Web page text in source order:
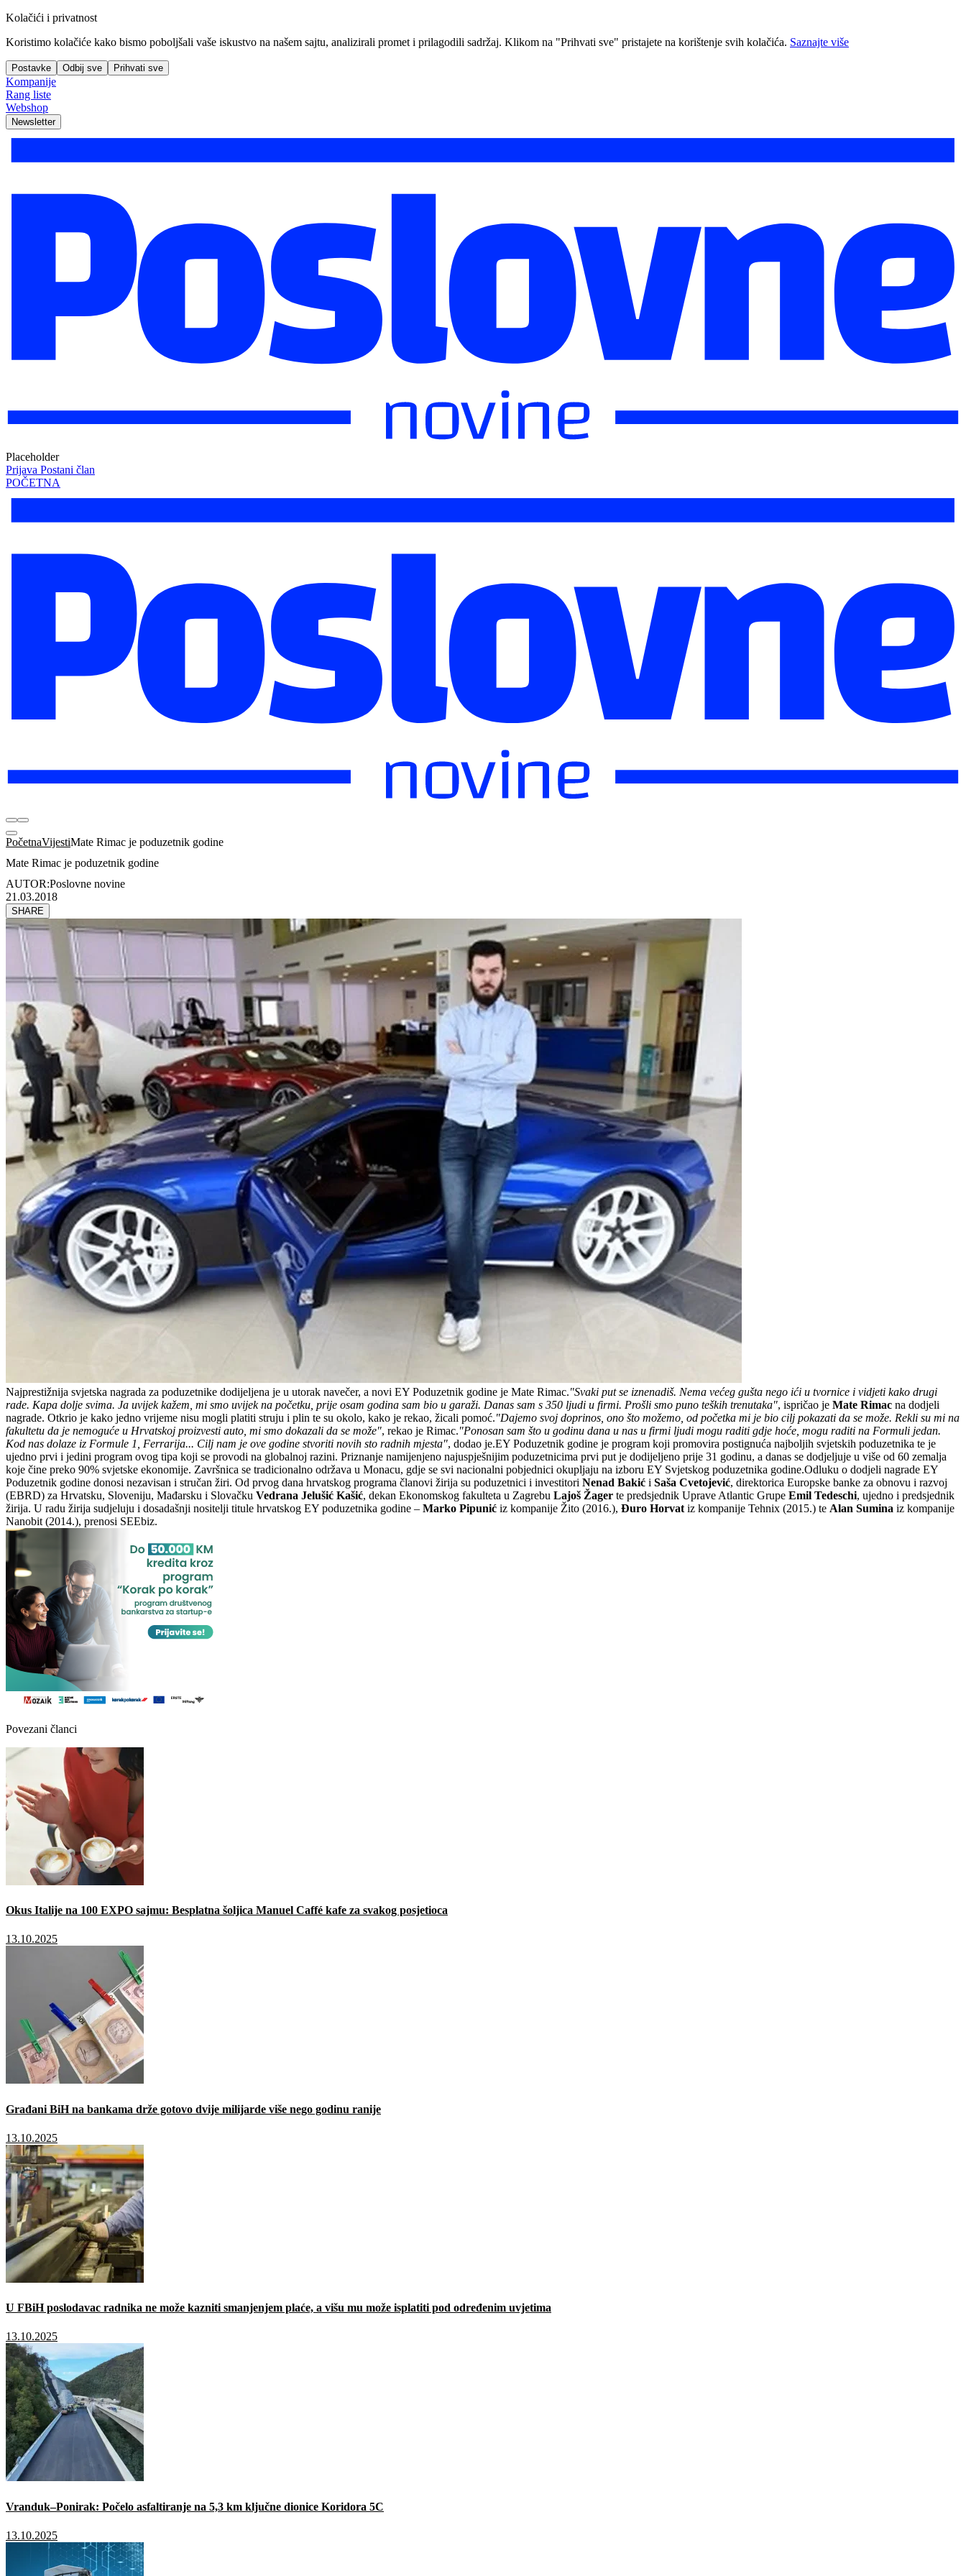
Kolačići i privatnost
Koristimo kolačiće kako bismo poboljšali vaše iskustvo na našem sajtu, analizirali promet i prilagodili sadržaj. Klikom na "Prihvati sve" pristajete na korištenje svih kolačića. Saznajte više
Postavke Odbij sve Prihvati sve
Kompanije
Rang liste
Webshop
Newsletter
Placeholder
Prijava Postani član
POČETNA
PočetnaVijestiMate Rimac je poduzetnik godine
Mate Rimac je poduzetnik godine
AUTOR:Poslovne novine
21.03.2018
SHARE
Najprestižnija svjetska nagrada za poduzetnike dodijeljena je u utorak navečer, a novi EY Poduzetnik godine je Mate Rimac."Svaki put se iznenadiš. Nema većeg gušta nego ići u tvornice i vidjeti kako drugi
rade. Kapa dolje svima. Ja uvijek kažem, mi smo uvijek na početku, prije osam godina sam bio u garaži. Danas sam s 350 ljudi u firmi. Prošli smo puno teških trenutaka", ispričao je Mate Rimac na dodjeli
nagrade. Otkrio je kako jedno vrijeme nisu mogli platiti struju i plin te su okolo, kako je rekao, žicali pomoć."Dajemo svoj doprinos, ono što možemo, od početka mi je bio cilj pokazati da se može. Rekli su mi na
fakultetu da je nemoguće u Hrvatskoj proizvesti auto, mi smo dokazali da se može", rekao je Rimac."Ponosan sam što u godinu dana u nas u firmi ljudi mogu raditi gdje hoće, mogu raditi na Formuli jedan.
Kod nas dolaze iz Formule 1, Ferrarija... Cilj nam je ove godine stvoriti novih sto radnih mjesta", dodao je.EY Poduzetnik godine je program koji promovira postignuća najboljih svjetskih poduzetnika te je
ujedno prvi i jedini program ovog tipa koji se provodi na globalnoj razini. Priznanje namijenjeno najuspješnijim poduzetnicima prvi put je dodijeljeno prije 31 godinu, a danas se dodjeljuje u više od 60 zemalja
koje čine preko 90% svjetske ekonomije. Završnica se tradicionalno održava u Monacu, gdje se svi nacionalni pobjednici okupljaju na izboru EY Svjetskog poduzetnika godine.Odluku o dodjeli nagrade EY
Poduzetnik godine donosi nezavisan i stručan žiri. Od prvog dana hrvatskog programa članovi žirija su poduzetnici i investitori Nenad Bakić i Saša Cvetojević, direktorica Europske banke za obnovu i razvoj
(EBRD) za Hrvatsku, Sloveniju, Mađarsku i Slovačku Vedrana Jelušić Kašić, dekan Ekonomskog fakulteta u Zagrebu Lajoš Žager te predsjednik Uprave Atlantic Grupe Emil Tedeschi, ujedno i predsjednik
žirija. U radu žirija sudjeluju i dosadašnji nositelji titule hrvatskog EY poduzetnika godine – Marko Pipunić iz kompanije Žito (2016.), Đuro Horvat iz kompanije Tehnix (2015.) te Alan Sumina iz kompanije
Nanobit (2014.), prenosi SEEbiz.
Povezani članci
Okus Italije na 100 EXPO sajmu: Besplatna šoljica Manuel Caffé kafe za svakog posjetioca
13.10.2025
Građani BiH na bankama drže gotovo dvije milijarde više nego godinu ranije
13.10.2025
U FBiH poslodavac radnika ne može kazniti smanjenjem plaće, a višu mu može isplatiti pod određenim uvjetima
13.10.2025
Vranduk–Ponirak: Počelo asfaltiranje na 5,3 km ključne dionice Koridora 5C
13.10.2025